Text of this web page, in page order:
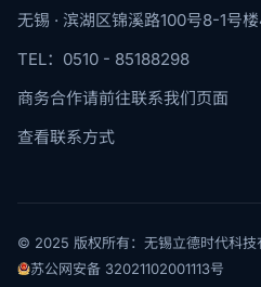
无锡 · 滨湖区锦溪路100号8-1号
TEL：0510 - 85188298
商务合作请前往联系我们页面
查看联系方式
© 2025 版权所有：无锡立德时代科技
苏公网安备 32021102001113号